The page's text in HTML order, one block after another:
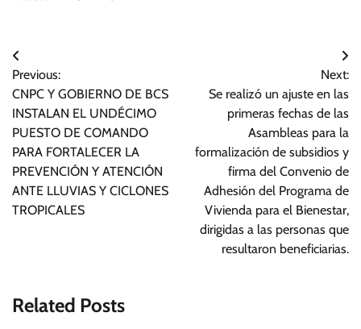
Navegación
de
entradas
Previous:
CNPC Y GOBIERNO DE BCS
INSTALAN EL UNDÉCIMO
PUESTO DE COMANDO
PARA FORTALECER LA
PREVENCIÓN Y ATENCIÓN
ANTE LLUVIAS Y CICLONES
TROPICALES
Next:
Se realizó un ajuste en las
primeras fechas de las
Asambleas para la
formalización de subsidios y
firma del Convenio de
Adhesión del Programa de
Vivienda para el Bienestar,
dirigidas a las personas que
resultaron beneficiarias.
Related Posts